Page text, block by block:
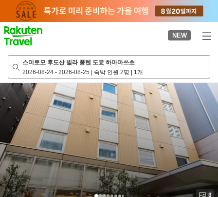
page
NEW
스미토모 후도산 빌라 퐁텐 도쿄 하마마쓰초
2026-08-24 - 2026-08-25 | 숙박 인원 2명 | 1개
8